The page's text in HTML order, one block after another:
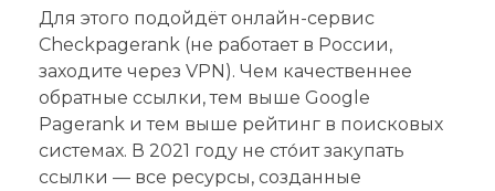
Для этого подойдёт онлайн-сервис
Checkpagerank (не работает в России,
заходите через VPN). Чем качественнее
обратные ссылки, тем выше Google
Pagerank и тем выше рейтинг в поисковых
системах. В 2021 году не сто́ит закупать
ссылки — все ресурсы, созданные